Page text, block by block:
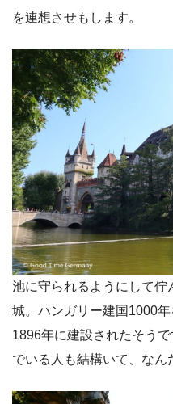
を連想させもします。
池に守られるようにして佇
城。ハンガリー建国1000年
1896年に建設されたそう
でいる人も結構いて、なん